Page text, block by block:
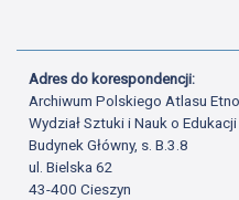
Adres do korespondencji:
Archiwum Polskiego Atlasu
Wydział Sztuki i Nauk o Edukacji
Budynek Główny, s. B.3.8
ul. Bielska 62
43-400 Cieszyn